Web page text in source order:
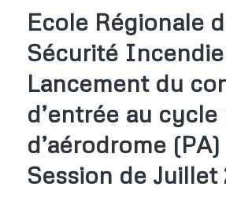
Ecole Régionale
Sécurité
Lancement du
d’entrée au
d’aérodrome
Session de Juillet